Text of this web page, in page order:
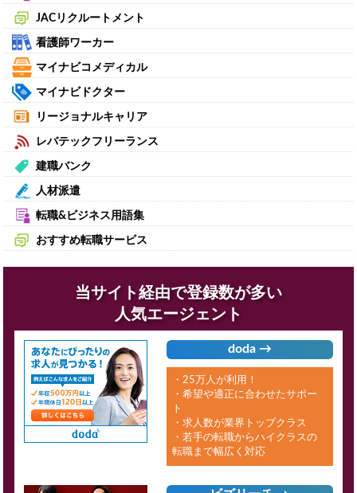
JACリクルートメント
看護師ワーカー
マイナビコメディカル
マイナビドクター
リージョナルキャリア
レバテックフリーランス
建職バンク
人材派遣
転職&ビジネス用語集
おすすめ転職サービス
当サイト経由で登録数が多い
人気エージェント
doda →
・25万人が利用！
・希望や適正に合わせたサポー
ト
・求人数が業界トップクラス
・若手の転職からハイクラスの
転職まで幅広く対応